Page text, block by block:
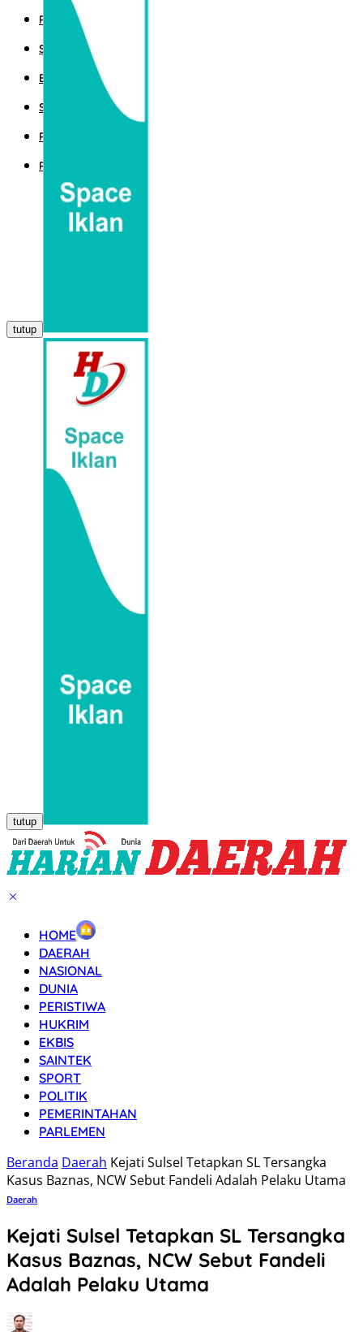
POLITIK
SPORT
EKBIS
SAINTEK
PEMERINTAHAN
PARLEMEN
tutup
tutup
HOME
DAERAH
NASIONAL
DUNIA
PERISTIWA
HUKRIM
EKBIS
SAINTEK
SPORT
POLITIK
PEMERINTAHAN
PARLEMEN
Beranda Daerah Kejati Sulsel Tetapkan SL Tersangka
Kasus Baznas, NCW Sebut Fandeli Adalah Pelaku Utama
Daerah
Kejati Sulsel Tetapkan SL Tersangka
Kasus Baznas, NCW Sebut Fandeli
Adalah Pelaku Utama